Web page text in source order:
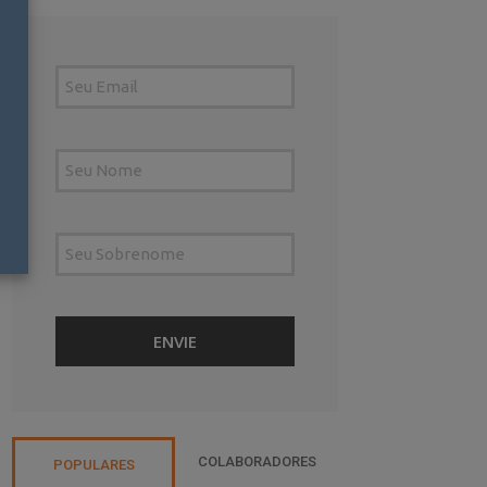
POPULARES COLABORADORES